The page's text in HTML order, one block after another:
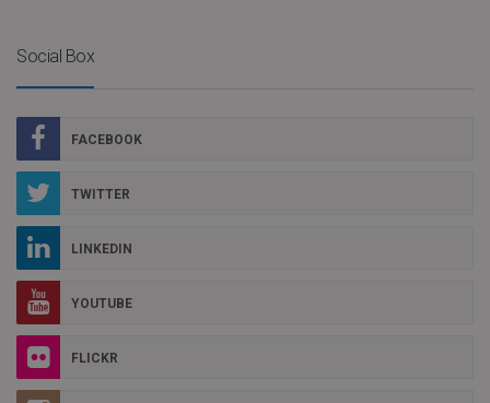
Social Box
FACEBOOK
TWITTER
LINKEDIN
YOUTUBE
FLICKR